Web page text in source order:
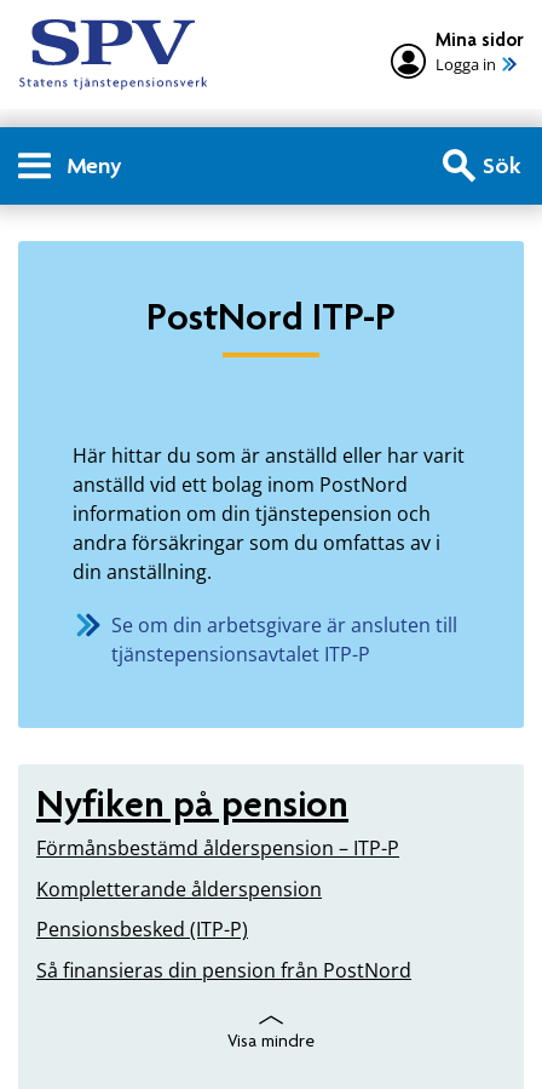
Mina sidor
Logga in
Meny Sök
PostNord ITP-P
Här hittar du som är anställd eller har varit
anställd vid ett bolag inom PostNord
information om din tjänstepension och
andra försäkringar som du omfattas av i
din anställning.
Se om din arbetsgivare är ansluten till
tjänstepensionsavtalet ITP-P
Nyfiken på pension
Förmånsbestämd ålderspension – ITP-P
Kompletterande ålderspension
Pensionsbesked (ITP-P)
Så finansieras din pension från PostNord
Visa mindre